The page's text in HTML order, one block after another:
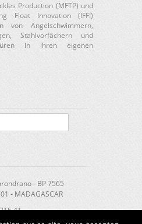
Production (MFTP) und
Float Innovation (IFFI)
Angelschwimmern,
Stahlvorfächern und
in ihren eigenen
- BP 7565
- MADAGASCAR
41